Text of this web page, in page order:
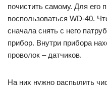
почистить самому. Для его
воспользоваться WD-40.
сначала снять с него
прибор. Внутри прибора
проволок – датчиков.
На них нужно распылить